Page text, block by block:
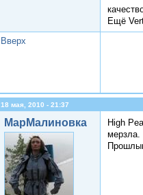
Ещё
Вверх
18 мая, 2010 - 21:37
МарМалиновка
High
мерзла.